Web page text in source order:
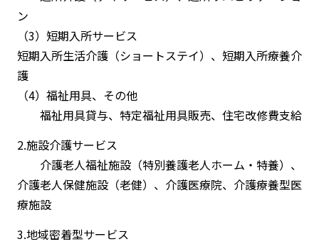
ン
（3）短期入所サービス
短期入所生活介護（ショートステイ）、短期入所療養介
護
（4）福祉用具、その他
福祉用具貸与、特定福祉用具販売、住宅改修費支給
2.施設介護サービス
介護老人福祉施設（特別養護老人ホーム・特養）、
介護老人保健施設（老健）、介護医療院、介護療養型医
療施設
3.地域密着型サービス